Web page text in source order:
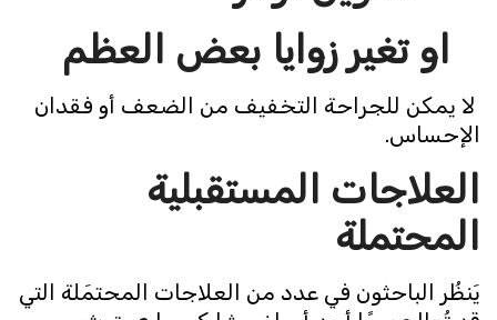
او تغير زوايا بعض العظم
لا يمكن للجراحة التخفيف من الضعف أو فقدان
الإحساس.
العلاجات المستقبلية
المحتملة
يَنظُر الباحثون في عدد من العلاجات المحتمَلة التي